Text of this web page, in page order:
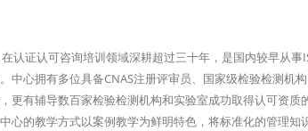
认证认可咨询培训领域深耕超过三十年，是国内较早从
心拥有多位具备CNAS注册评审员、国家级检验检测机
更有辅导数百家检验检测机构和实验室成功取得认可资质
心的教学方式以案例教学为鲜明特色，将标准化的管理知